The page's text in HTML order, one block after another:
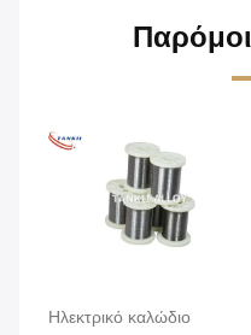
Ηλεκτρικό καλώδιο